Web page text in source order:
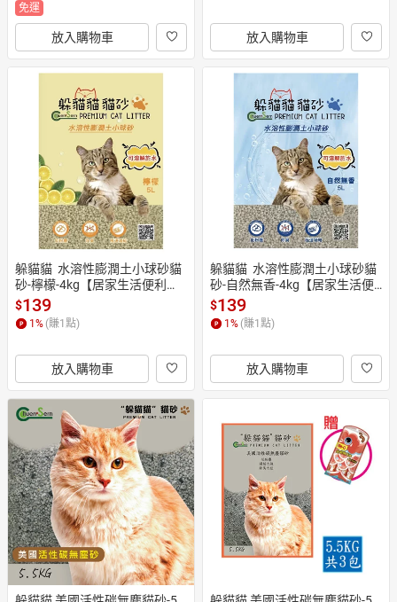
免運
放入購物車 放入購物車
躲貓貓  水溶性膨潤土小球砂貓
砂-檸檬-4kg【居家生活便利
購】
$139
1 % (賺1 點)
放入購物車
躲貓貓  水溶性膨潤土小球砂貓
砂-自然無香-4kg【居家生活便
利購】
$139
1 % (賺1 點)
放入購物車